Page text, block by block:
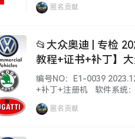
匿名贡献
📂大众奥迪 | 专检
教程+证书+补丁】
编号NO：E1-0039
+补丁+注册机 软件系统
提供！ 本套资源：本站
匿名贡献